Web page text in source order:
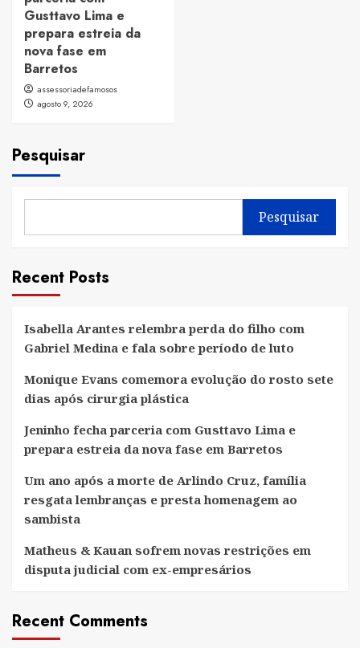
Gusttavo Lima e
prepara estreia da
nova fase em
Barretos
assessoriadefamosos
agosto 9, 2026
Pesquisar
Pesquisar
Recent Posts
Isabella Arantes relembra perda do filho com
Gabriel Medina e fala sobre período de luto
Monique Evans comemora evolução do rosto sete
dias após cirurgia plástica
Jeninho fecha parceria com Gusttavo Lima e
prepara estreia da nova fase em Barretos
Um ano após a morte de Arlindo Cruz, família
resgata lembranças e presta homenagem ao
sambista
Matheus & Kauan sofrem novas restrições em
disputa judicial com ex-empresários
Recent Comments